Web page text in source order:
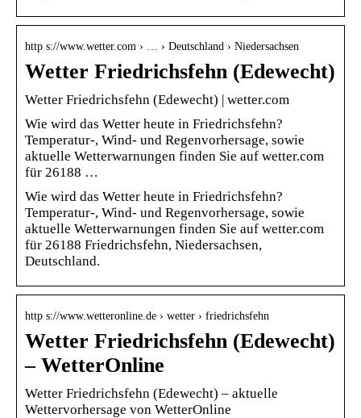
http s://www.wetter.com › … › Deutschland › Niedersachsen
Wetter Friedrichsfehn (Edewecht)
Wetter Friedrichsfehn (Edewecht) | wetter.com
Wie wird das Wetter heute in Friedrichsfehn?
Temperatur-, Wind- und Regenvorhersage, sowie
aktuelle Wetterwarnungen finden Sie auf wetter.com
für 26188 …
Wie wird das Wetter heute in Friedrichsfehn?
Temperatur-, Wind- und Regenvorhersage, sowie
aktuelle Wetterwarnungen finden Sie auf wetter.com
für 26188 Friedrichsfehn, Niedersachsen,
Deutschland.
http s://www.wetteronline.de › wetter › friedrichsfehn
Wetter Friedrichsfehn (Edewecht)
– WetterOnline
Wetter Friedrichsfehn (Edewecht) – aktuelle
Wettervorhersage von WetterOnline